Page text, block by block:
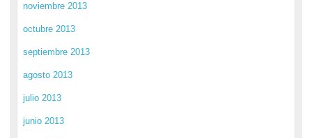
noviembre 2013
octubre 2013
septiembre 2013
agosto 2013
julio 2013
junio 2013